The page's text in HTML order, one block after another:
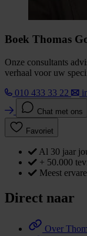
Boek Thomas
Onze consultants
verhaal voor uw
010 433 33 22
Chat met ons
Favoriet
Al 30 jaar
+ 50.000
Meest
Direct naar
Over